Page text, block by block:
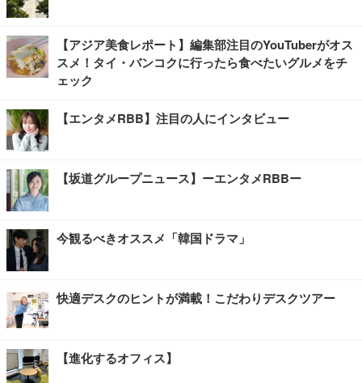
【アジア美食レポート】編集部注目のYouTuberがオス
スメ！タイ・バンコクに行ったら食べたいグルメをチ
ェック
【エンタメRBB】注目の人にインタビュー
【坂道グループニュース】ーエンタメRBBー
今観るべきオススメ「韓国ドラマ」
快適デスクのヒントが満載！こだわりデスクツアー
【進化するオフィス】